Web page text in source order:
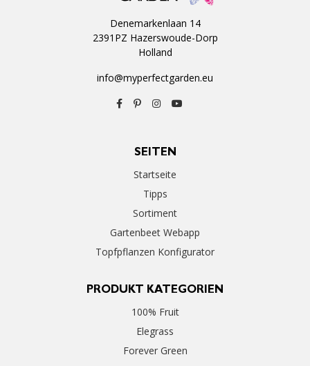
Denemarkenlaan 14
2391PZ Hazerswoude-Dorp
Holland
info@myperfectgarden.eu
SEITEN
Startseite
Tipps
Sortiment
Gartenbeet Webapp
Topfpflanzen Konfigurator
PRODUKT KATEGORIEN
100% Fruit
Elegrass
Forever Green